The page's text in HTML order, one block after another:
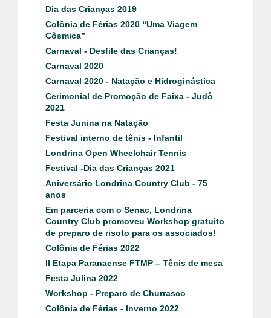
Dia das Crianças 2019
Colônia de Férias 2020 “Uma Viagem
Côsmica”
Carnaval - Desfile das Crianças!
Carnaval 2020
Carnaval 2020 - Natação e Hidroginástica
Cerimonial de Promoção de Faixa - Judô
2021
Festa Junina na Natação
Festival interno de tênis - Infantil
Londrina Open Wheelchair Tennis
Festival -Dia das Crianças 2021
Aniversário Londrina Country Club - 75
anos
Em parceria com o Senac, Londrina
Country Club promoveu Workshop gratuito
de preparo de risoto para os associados!
Colônia de Férias 2022
ll Etapa Paranaense FTMP – Tênis de mesa
Festa Julina 2022
Workshop - Preparo de Churrasco
Colônia de Férias - Inverno 2022